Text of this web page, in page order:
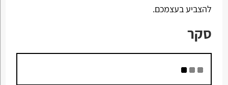
להצביע בעצמכם.
סקר